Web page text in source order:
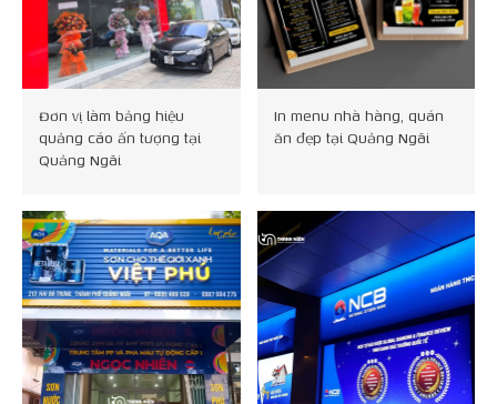
Đơn vị làm bảng hiệu
quảng cáo ấn tượng tại
Quảng Ngãi
In menu nhà hàng, quán
ăn đẹp tại Quảng Ngãi